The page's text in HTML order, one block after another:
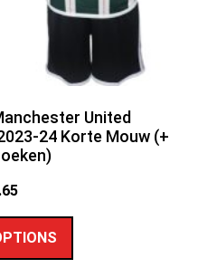
United
24 Korte Mouw (+